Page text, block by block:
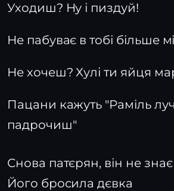
Уходиш? Ну і пиздуй!
Не пабуває в тобі більше
Не хочеш? Хулі ти яйця
Пацани кажуть "Раміль
падрочиш"
Снова патєрян, він не
Його бросила дєвка